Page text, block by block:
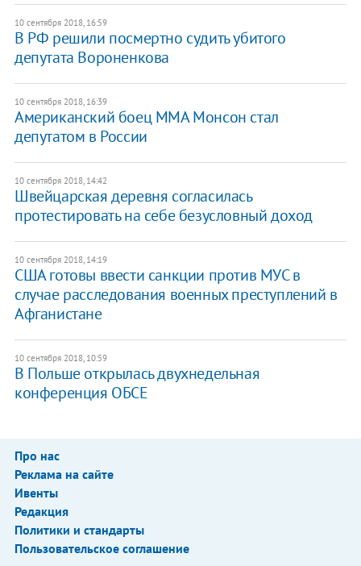
10 сентября 2018, 16:59
В РФ решили посмертно судить убитого
депутата Вороненкова
10 сентября 2018, 16:39
Американский боец MMA Монсон стал
депутатом в России
10 сентября 2018, 14:42
Швейцарская деревня согласилась
протестировать на себе безусловный доход
10 сентября 2018, 14:19
США готовы ввести санкции против МУС в
случае расследования военных преступлений в
Афганистане
10 сентября 2018, 10:59
В Польше открылась двухнедельная
конференция ОБСЕ
Про нас
Реклама на сайте
Ивенты
Редакция
Политики и стандарты
Пользовательское соглашение